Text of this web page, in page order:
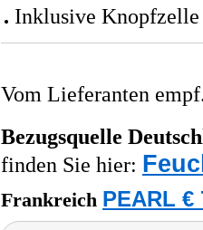
Inklusive
Vom Lieferanten
Bezugsquelle
finden Sie hier:
Frankreich PEARL €